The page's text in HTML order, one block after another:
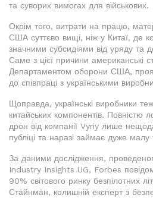
та суворих вимогах для військових.
Окрім того, витрати на працю,
США суттєво вищі, ніж у Китаї, де
значними субсидіями від уряду
Саме з цієї причини американські
Департаментом оборони США,
до співпраці з українськими
Щоправда, українські виробники
китайських компонентів. Повністю
дрон від компанії Vyriy лише
публіці та наразі займає дуже малу
За даними дослідження,
Industry Insights UG, Forbes
90% світового ринку безпілотних
Стайнман, колишній експерт з